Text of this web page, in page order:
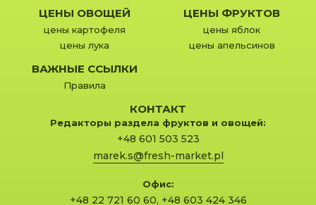
ЦЕНЫ ОВОЩЕЙ
цены картофеля
цены лука
ЦЕНЫ ФРУКТОВ
цены яблок
цены апельсинов
ВАЖНЫЕ ССЫЛКИ
Правила
КОНТАКТ
Редакторы раздела фруктов и овощей:
+48 601 503 523
marek.s@fresh-market.pl
Офис:
+48 22 721 60 60, +48 603 424 346